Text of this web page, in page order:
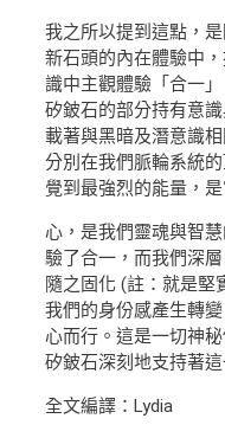
我之所以提到這點，
新石頭的內在體驗中
識中主觀體驗「合一
矽鈹石的部分持有意
載著與黑暗及潛意識
分別在我們脈輪系統
覺到最強烈的能量，
心，是我們靈魂與智
驗了合一，而我們深
隨之固化 (註：就是堅
我們的身份感產生轉
心而行。這是一切神
矽鈹石深刻地支持著這
全文編譯：Lydia